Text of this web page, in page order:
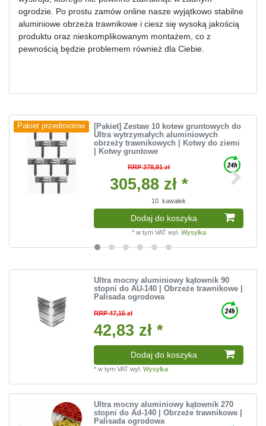
ogrodzie. Po prostu zamów online nasze wyjątkowo stabilne
aluminiowe obrzeża trawnikowe i ciesz się wysoką jakością
produktu oraz nieskomplikowanym montażem, co z
pewnością będzie problemem również dla Ciebie.
Pakiet przedmiotow
[Pakiet] Zestaw 10 kotew gruntowych do
Ultra wytrzymałych aluminiowych
obrzeży trawnikowych | Kotwy do ziemi
| Kotwy gruntowe
RRP 378,91 zł
305,88 zł *
10 kawałek
Dodaj do koszyka
* w tym VATwyl. Wysylka
Ultra mocny aluminiowy kątownik 90
stopni do AU-140 | Obrzeże trawnikowe |
Palisada ogrodowa
RRP 47,15 zł
42,83 zł *
Dodaj do koszyka
*w tym VAT wyl.Wysylka
Ultra mocny aluminiowy kątownik 270
stopni do Ad-140 | Obrzeże trawnikowe |
Palisada ogrodowa